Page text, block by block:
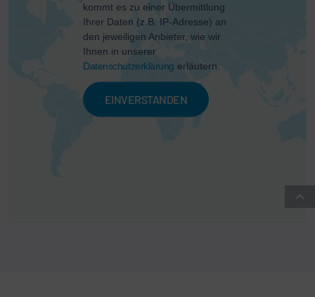
kommt es zu einer Übermittlung
Ihrer Daten (z.B. IP-Adresse) an
den jeweiligen Anbieter, wie wir
Ihnen in unserer
Datenschutzerklärung erläutern.
EINVERSTANDEN